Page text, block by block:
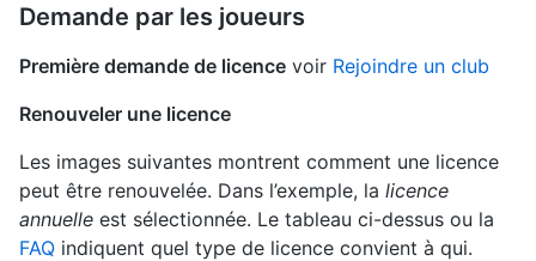
Demande par les joueurs
Première demande de licence voir Rejoindre un club
Renouveler une licence
Les images suivantes montrent comment une licence
peut être renouvelée. Dans l’exemple, la licence
annuelle est sélectionnée. Le tableau ci-dessus ou la
FAQ indiquent quel type de licence convient à qui.